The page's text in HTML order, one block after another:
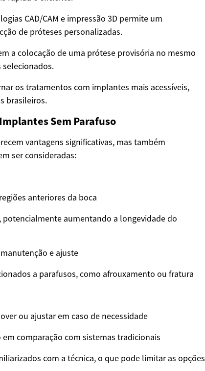
CAD/CAM e impressão 3D permite um
de próteses personalizadas.
a colocação de uma prótese provisória no mesmo
selecionados.
os tratamentos com implantes mais acessíveis,
brasileiros.
Sem Parafuso
vantagens significativas, mas também
ser consideradas:
anteriores da boca
aumentando a longevidade do
e ajuste
a parafusos, como afrouxamento ou fratura
ou ajustar em caso de necessidade
comparação com sistemas tradicionais
com a técnica, o que pode limitar as opções